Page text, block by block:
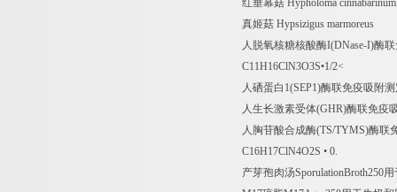
红垂幕菇 Hypholoma cinnabarinum
真姬菇 Hypsizigus marmoreus
人脱氧核糖核酸酶I(DNase-I)酶
C11H16ClN3O3S•1/2<
人硒蛋白 1(SEP1)酶联免疫吸附
人生长激素受体(GHR)酶联免疫
人胸苷酸合成酶(TS/TYMS)酶联
C16H17ClN4O2S • 0.
产芽孢肉汤SporulationBroth250